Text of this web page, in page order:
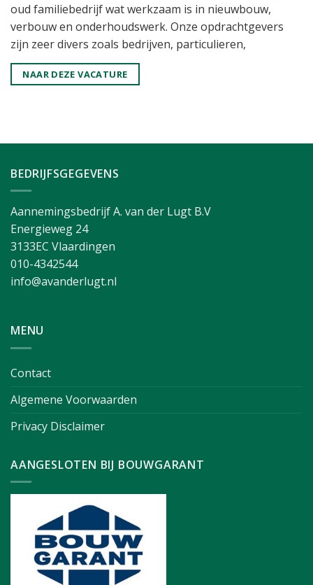
oud familiebedrijf wat werkzaam is in nieuwbouw,
verbouw en onderhoudswerk. Onze opdrachtgevers
zijn zeer divers zoals bedrijven, particulieren,
NAAR DEZE VACATURE
BEDRIJFSGEGEVENS
Aannemingsbedrijf A. van der Lugt B.V
Energieweg 24
3133EC Vlaardingen
010-4342544
info@avanderlugt.nl
MENU
Contact
Algemene Voorwaarden
Privacy Disclaimer
AANGESLOTEN BIJ BOUWGARANT